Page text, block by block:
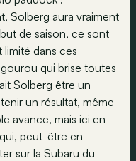
Solberg aura vraiment
de saison, ce sont
limité dans ces
qui brise toutes
Solberg être un
un résultat, même
avance, mais ici en
peut-être en
sur la Subaru du